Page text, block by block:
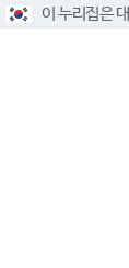
이 누리집은